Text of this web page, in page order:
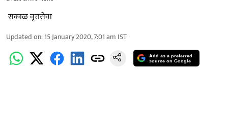
​ ​​​सकाळ वृत्तसेवा
Updated on:15 January 2020, 7:01 am IST
Add as a preferred
source on Google